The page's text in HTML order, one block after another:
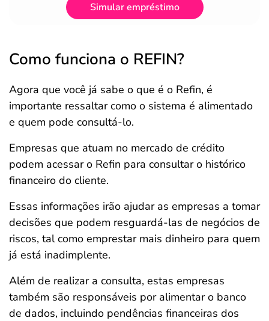
Simular empréstimo
Como funciona o REFIN?
Agora que você já sabe o que é o Refin, é
importante ressaltar como o sistema é alimentado
e quem pode consultá-lo.
Empresas que atuam no mercado de crédito
podem acessar o Refin para consultar o histórico
financeiro do cliente.
Essas informações irão ajudar as empresas a tomar
decisões que podem resguardá-las de negócios de
riscos, tal como emprestar mais dinheiro para quem
já está inadimplente.
Além de realizar a consulta, estas empresas
também são responsáveis por alimentar o banco
de dados, incluindo pendências financeiras dos